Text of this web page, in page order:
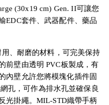
(30x19 cm) Gen. II可讓您
EDC套件、武器配件、藥品
、耐磨的材料，可完美保持
前壁由透明 PVC板製成，有
內壁允許您將模塊化插件固
孔，可作為排水孔並確保良
光掛繩。MIL-STD織帶手柄